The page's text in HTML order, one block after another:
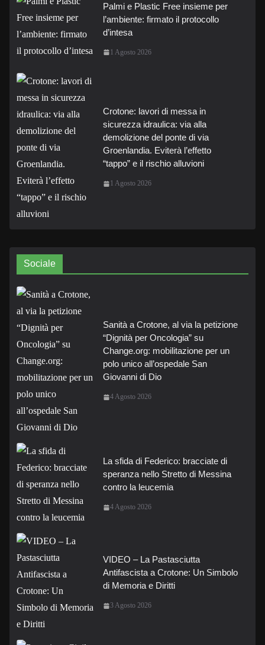
Palmi e Plastic Free insieme per
l’ambiente: firmato il protocollo
d’intesa
1 Agosto 2026
Crotone: lavori di messa in
sicurezza idraulica: via alla
demolizione del ponte di via
Groenlandia. Eviterà l’effetto
“tappo” e il rischio alluvioni
1 Agosto 2026
Sociale
Sanità a Crotone, al via la petizione
“Dignità per Oncologia” su
Change.org: mobilitazione per un
polo unico all’ospedale San
Giovanni di Dio
4 Agosto 2026
La sfida di Federico: bracciate di
speranza nello Stretto di Messina
contro la leucemia
4 Agosto 2026
VIDEO – La Pastasciutta
Antifascista a Crotone: Un Simbolo
di Memoria e Diritti
3 Agosto 2026